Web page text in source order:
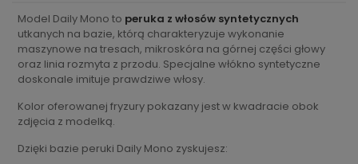
Model Daily Mono to peruka z włosów syntetycznych
utkanych na bazie, którą charakteryzuje wykonanie
maszynowe na tresach, mikroskóra na górnej części głowy
oraz linia rozmyta z przodu. Specjalne włókno syntetyczne
doskonale imituje prawdziwe włosy.
Kolor oferowanej fryzury pokazany jest w kwadracie obok
zdjęcia z modelką.
Dzięki bazie peruki Daily Mono zyskujesz: